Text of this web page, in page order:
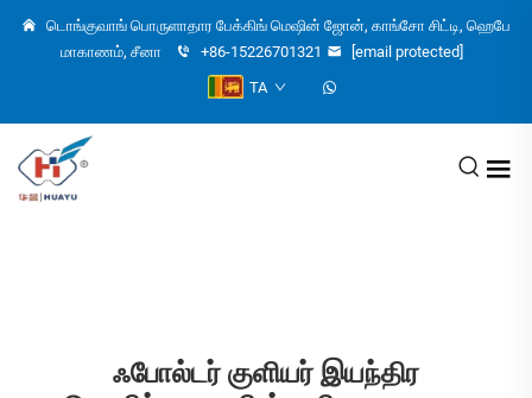
டொங்குவாங் பொருளாதார பேக்கிங் மெஷின் ஜோன், காங்சோ சிட்டி, ஹெபே
மாகாணம், சீனா
+86-15226701321
[email protected]
TA
ஃபோல்டர் குளியர் இயந்திர